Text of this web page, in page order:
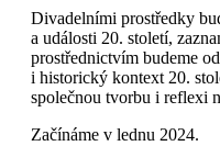
Divadelními prostředky
a události 20. století,
prostřednictvím budeme
i historický kontext 20.
společnou tvorbu i reflexi
Začínáme v lednu 2024.